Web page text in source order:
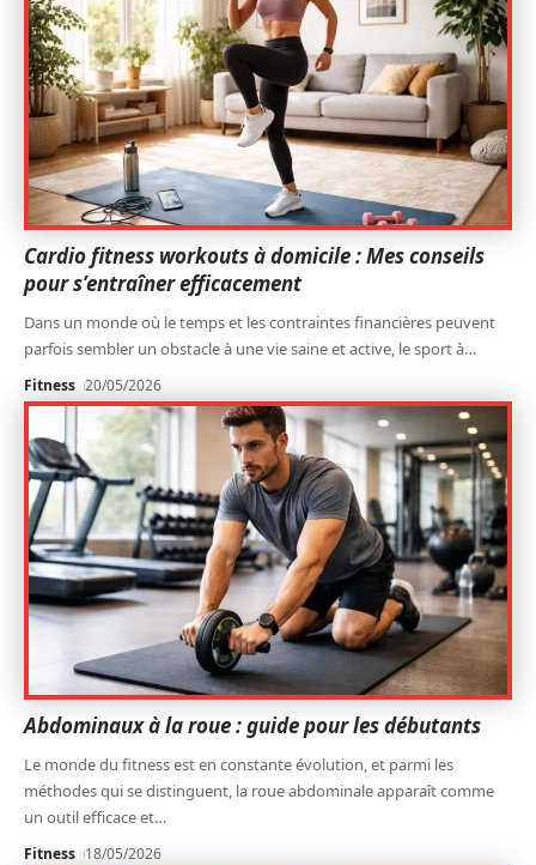
Cardio fitness workouts à domicile : Mes conseils
pour s’entraîner efficacement
Dans un monde où le temps et les contraintes financières peuvent
parfois sembler un obstacle à une vie saine et active, le sport à…
Fitness 20/05/2026
Abdominaux à la roue : guide pour les débutants
Le monde du fitness est en constante évolution, et parmi les
méthodes qui se distinguent, la roue abdominale apparaît comme
un outil efficace et…
Fitness 18/05/2026